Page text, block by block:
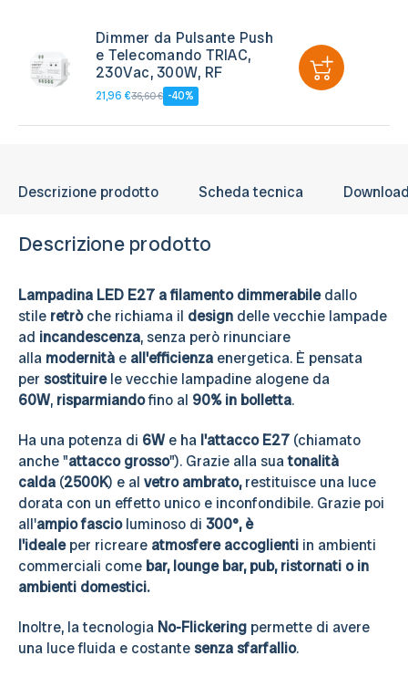
Dimmer da Pulsante Push
e Telecomando TRIAC,
230Vac, 300W, RF
21,96 €36,60 € -40%
Descrizione prodotto Scheda tecnica
Descrizione prodotto
Lampadina LED E27 a filamento dimmerabiledallo
stile retròche richiama il design delle vecchie lampade
ad incandescenza, senza però rinunciare
alla modernità e all'efficienza energetica. È pensata
per sostituirele vecchie lampadine alogene da
60W, risparmiandofino al 90% in bolletta.
Ha una potenza di 6W e ha l'attacco E27 (chiamato
anche "attacco grosso"). Grazie alla suatonalità
calda (2500K) e al vetro ambrato,restituisce una luce
dorata con un effetto unico e inconfondibile. Grazie poi
all'ampio fascioluminoso di 300°, è
l'idealeper ricreare atmosfere accoglienti in ambienti
commerciali come bar, lounge bar, pub, ristornati o in
ambienti domestici.
Inoltre, la tecnologia No-Flickering permette di avere
una luce fluida e costantesenza sfarfallio.